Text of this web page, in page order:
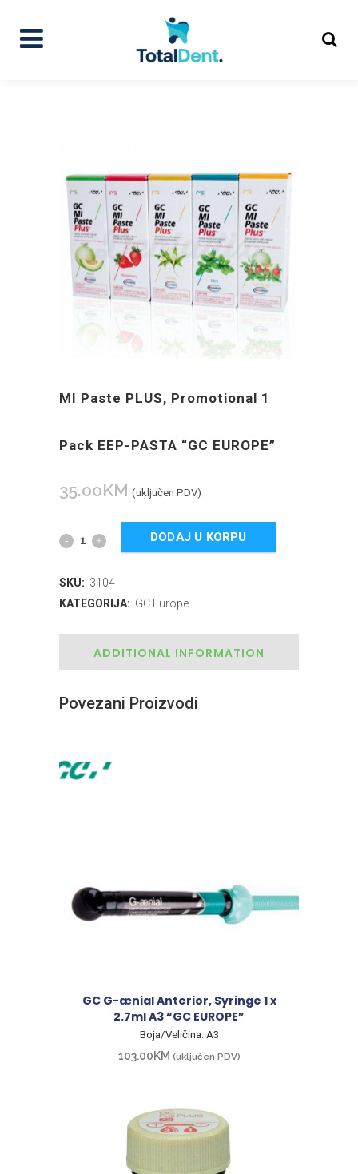
MI Paste PLUS, Promotional 1
Pack EEP-PASTA “GC EUROPE”
35.00KM (uključen PDV)
DODAJ U KORPU
SKU: 3104
KATEGORIJA: GC Europe
ADDITIONAL INFORMATION
Povezani Proizvodi
GC G-ænial Anterior, Syringe 1 x
2.7ml A3 “GC EUROPE”
Boja/Veličina: A3
103.00KM (uključen PDV)